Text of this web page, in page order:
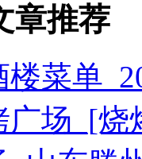
章推荐
菜单
广场_[